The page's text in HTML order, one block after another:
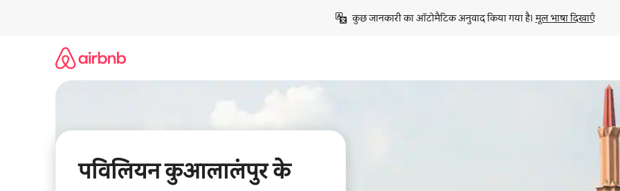
कुछ जानकारी का ऑटोमैटिक अनुवाद किया गया है। मूल भाषा दिखाएँ
पविलियन कुआलालंपुर के